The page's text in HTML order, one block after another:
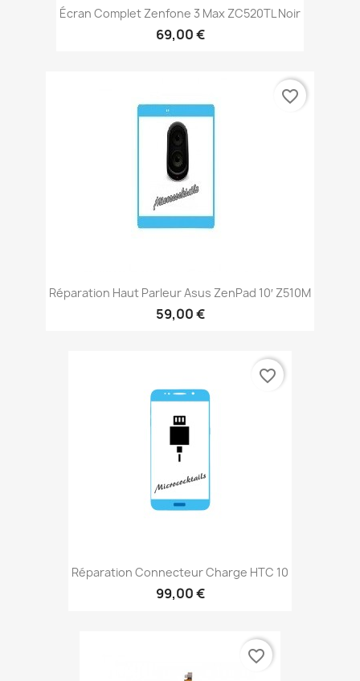
Écran Complet Zenfone 3 Max ZC520TL Noir
69,00 €
Réparation Haut Parleur Asus ZenPad 10′ Z510M
59,00 €
favorite_border
Réparation Connecteur Charge HTC 10
99,00 €
favorite_border
favorite_border